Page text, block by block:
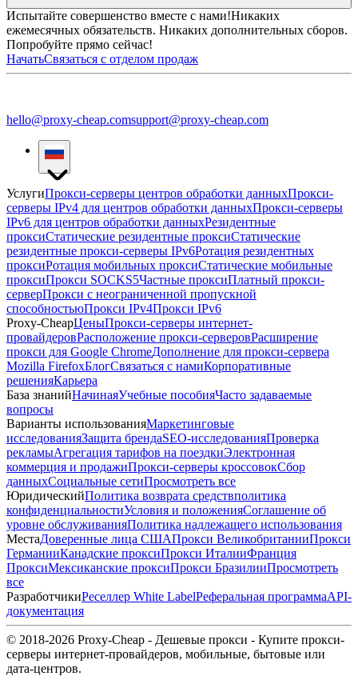
Испытайте совершенство вместе с нами!Никаких
ежемесячных обязательств. Никаких дополнительных сборов.
Попробуйте прямо сейчас!
НачатьСвязаться с отделом продаж
hello@proxy-cheap.comsupport@proxy-cheap.com
УслугиПрокси-серверы центров обработки данныхПрокси-
серверы IPv4 для центров обработки данныхПрокси-серверы
IPv6 для центров обработки данныхРезидентные
проксиСтатические резидентные проксиСтатические
резидентные прокси-серверы IPv6Ротация резидентных
проксиРотация мобильных проксиСтатические мобильные
проксиПрокси SOCKS5Частные проксиПлатный прокси-
серверПрокси с неограниченной пропускной
способностьюПрокси IPv4Прокси IPv6
Proxy-CheapЦеныПрокси-серверы интернет-
провайдеровРасположение прокси-серверовРасширение
прокси для Google ChromeДополнение для прокси-сервера
Mozilla FirefoxБлогСвязаться с намиКорпоративные
решенияКарьера
База знанийНачинаяУчебные пособияЧасто задаваемые
вопросы
Варианты использованияМаркетинговые
исследованияЗащита брендаSEO-исследованияПроверка
рекламыАгрегация тарифов на поездкиЭлектронная
коммерция и продажиПрокси-серверы кроссовокСбор
данныхСоциальные сетиПросмотреть все
ЮридическийПолитика возврата средствполитика
конфиденциальностиУсловия и положенияСоглашение об
уровне обслуживанияПолитика надлежащего использования
МестаДоверенные лица СШАПрокси ВеликобританииПрокси
ГерманииКанадские проксиПрокси ИталииФранция
ПроксиМексиканские проксиПрокси БразилииПросмотреть
все
РазработчикиРеселлер White LabelРеферальная программаAPI-
документация
© 2018-2026 Proxy-Cheap - Дешевые прокси - Купите прокси-
серверы интернет-провайдеров, мобильные, бытовые или
дата-центров.